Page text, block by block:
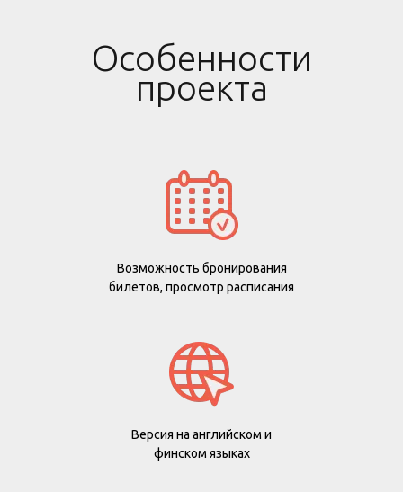
Особенности
проекта
Возможность бронирования
билетов, просмотр расписания
Версия на английском и
финском языках